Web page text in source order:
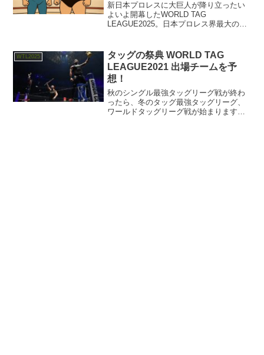
新日本プロレスに大巨人が降り立ったい
よいよ開幕したWORLD TAG
LEAGUE2025。日本プロレス界最大の祭
体の精鋭が激突する豪華なラインナップ
となった。既存...
WTL2025
タッグの祭典 WORLD TAG
LEAGUE2021 出場チームを予
想！
秋のシングル最強タッグリーグ戦が終わ
ったら、冬のタッグ最強タッグリーグ、
ワールドタッグリーグ戦が始まります